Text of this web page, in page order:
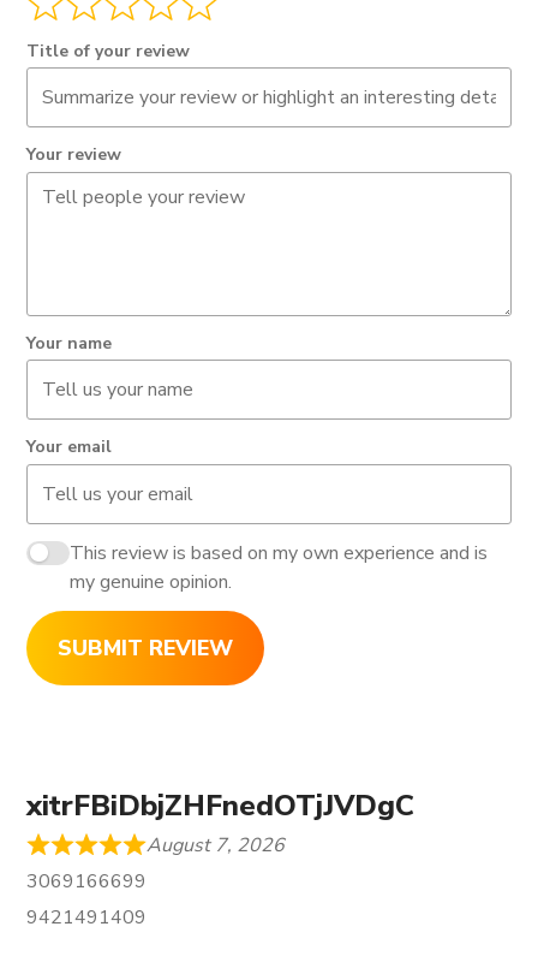
Title of your review
Your review
Your name
Your email
This review is based on my own experience and is
my genuine opinion.
SUBMIT REVIEW
xitrFBiDbjZHFnedOTjJVDgC
August 7, 2026
3069166699
9421491409